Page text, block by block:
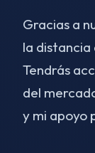
Gracias a
la distancia
Tendrás
del
y mi apoyo